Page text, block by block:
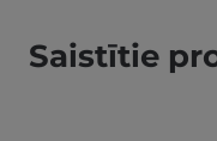
Saistītie